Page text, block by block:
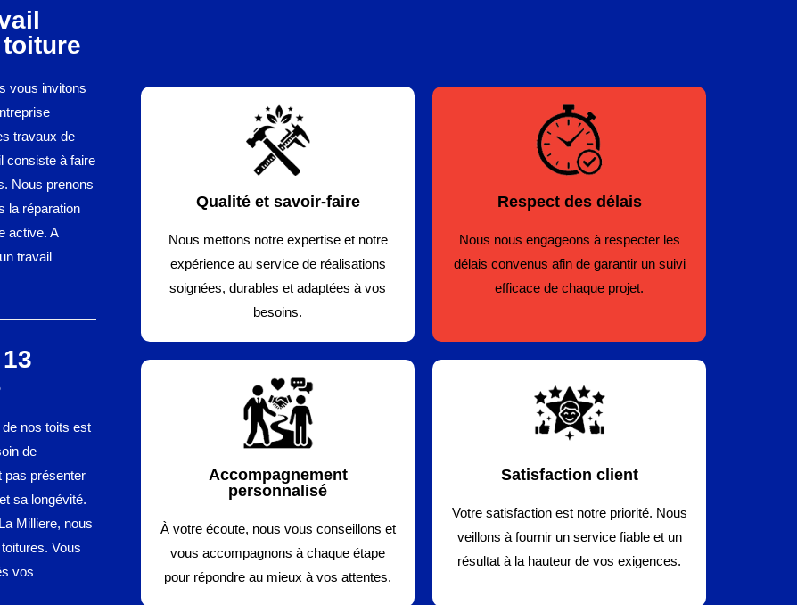
vous invitons
travaux de
consiste à faire
Nous prenons
la réparation
active. A
travail
de nos toits est
de
pas présenter
sa longévité.
Milliere, nous
Vous
vos
Qualité et savoir-faire
Nous mettons notre expertise et notre
expérience au service de réalisations
soignées, durables et adaptées à vos
besoins.
Respect des délais
Nous nous engageons à respecter les
délais convenus afin de garantir un suivi
efficace de chaque projet.
Accompagnement
personnalisé
À votre écoute, nous vous conseillons et
vous accompagnons à chaque étape
pour répondre au mieux à vos attentes.
Satisfaction client
Votre satisfaction est notre priorité. Nous
veillons à fournir un service fiable et un
résultat à la hauteur de vos exigences.